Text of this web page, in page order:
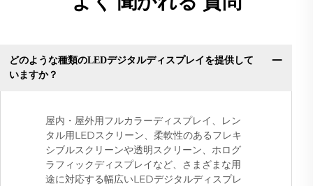
どのような種類のLEDデジタルディスプレイを提供して
いますか？
屋内・屋外用フルカラーディスプレイ、レン
タル用LEDスクリーン、柔軟性のあるフレキ
シブルスクリーンや透明スクリーン、ホログ
ラフィックディスプレイなど、さまざまな用
途に対応する幅広いLEDデジタルディスプレ